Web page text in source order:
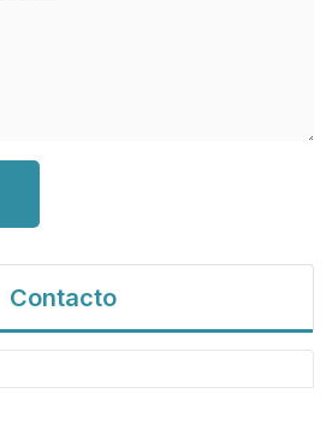
Contacto